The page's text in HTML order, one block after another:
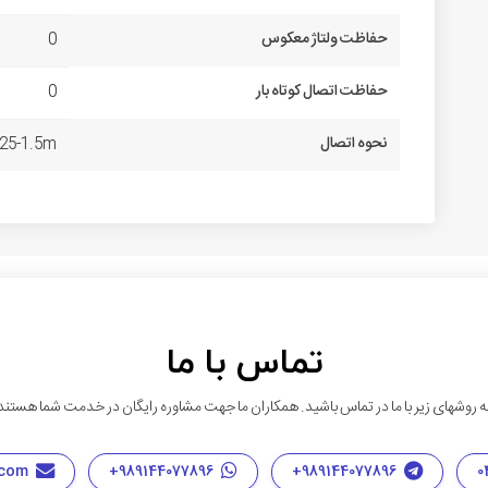
حفاظت ولتاژ معکوس
0
حفاظت اتصال کوتاه بار
0
نحوه اتصال
1.5m
تماس با ما
روشهای زیر با ما در تماس باشید. همکاران ما جهت مشاوره رایگان در خدمت شما